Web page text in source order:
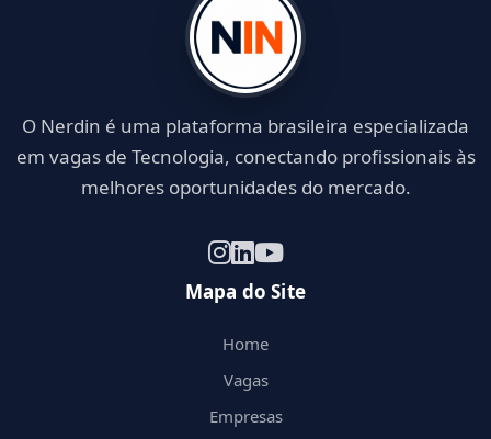
O Nerdin é uma plataforma brasileira especializada
em vagas de Tecnologia, conectando profissionais às
melhores oportunidades do mercado.
Mapa do Site
Home
Vagas
Empresas